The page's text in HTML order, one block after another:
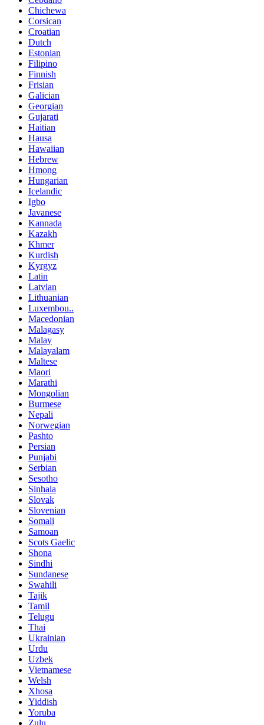
Chichewa
Corsican
Croatian
Dutch
Estonian
Filipino
Finnish
Frisian
Galician
Georgian
Gujarati
Haitian
Hausa
Hawaiian
Hebrew
Hmong
Hungarian
Icelandic
Igbo
Javanese
Kannada
Kazakh
Khmer
Kurdish
Kyrgyz
Latin
Latvian
Lithuanian
Luxembou..
Macedonian
Malagasy
Malay
Malayalam
Maltese
Maori
Marathi
Mongolian
Burmese
Nepali
Norwegian
Pashto
Persian
Punjabi
Serbian
Sesotho
Sinhala
Slovak
Slovenian
Somali
Samoan
Scots Gaelic
Shona
Sindhi
Sundanese
Swahili
Tajik
Tamil
Telugu
Thai
Ukrainian
Urdu
Uzbek
Vietnamese
Welsh
Xhosa
Yiddish
Yoruba